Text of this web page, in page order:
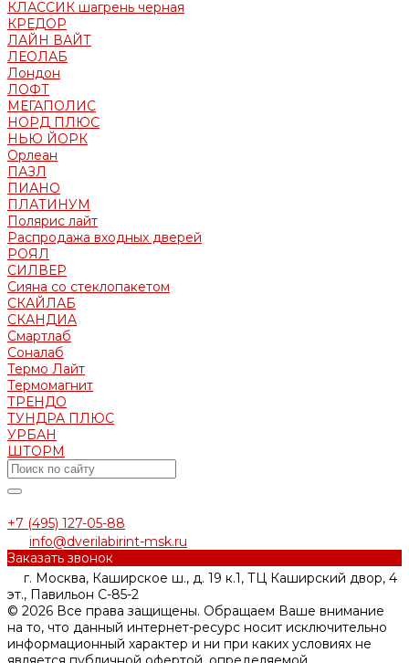
КЛАССИК шагрень черная
КРЕДОР
ЛАЙН ВАЙТ
ЛЕОЛАБ
Лондон
ЛОФТ
МЕГАПОЛИС
НОРД ПЛЮС
НЬЮ ЙОРК
Орлеан
ПАЗЛ
ПИАНО
ПЛАТИНУМ
Полярис лайт
Распродажа входных дверей
РОЯЛ
СИЛВЕР
Сияна со стеклопакетом
СКАЙЛАБ
СКАНДИA
Смартлаб
Соналаб
Термо Лайт
Термомагнит
ТРЕНДО
ТУНДРА ПЛЮС
УРБАН
ШТОРМ
+7 (495) 127-05-88‬
info@dverilabirint-msk.ru
Заказать звонок
г. Москва, Каширское ш., д. 19 к.1, ТЦ Каширский двор, 4
эт., Павильон C-85-2
© 2026 Все права защищены. Обращаем Ваше внимание
на то, что данный интернет-ресурс носит исключительно
информационный характер и ни при каких условиях не